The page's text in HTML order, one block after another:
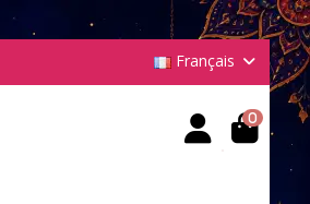
Français
0